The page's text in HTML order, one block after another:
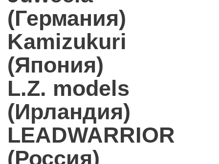
(Германия)
Kamizukuri
(Япония)
L.Z. models
(Ирландия)
LEADWARRIOR
(Россия)